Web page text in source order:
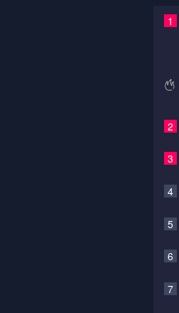
1
2
3
4
5
6
7